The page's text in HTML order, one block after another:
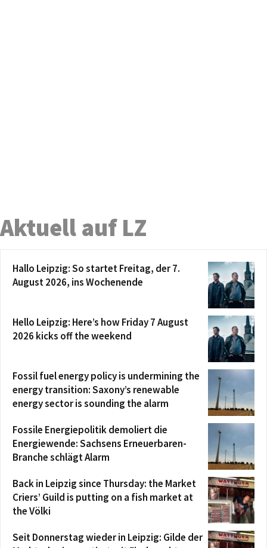
Aktuell auf LZ
Hallo Leipzig: So startet Freitag, der 7.
August 2026, ins Wochenende
Hello Leipzig: Here’s how Friday 7 August
2026 kicks off the weekend
Fossil fuel energy policy is undermining the
energy transition: Saxony’s renewable
energy sector is sounding the alarm
Fossile Energiepolitik demoliert die
Energiewende: Sachsens Erneuerbaren-
Branche schlägt Alarm
Back in Leipzig since Thursday: the Market
Criers’ Guild is putting on a fish market at
the Völki
Seit Donnerstag wieder in Leipzig: Gilde der